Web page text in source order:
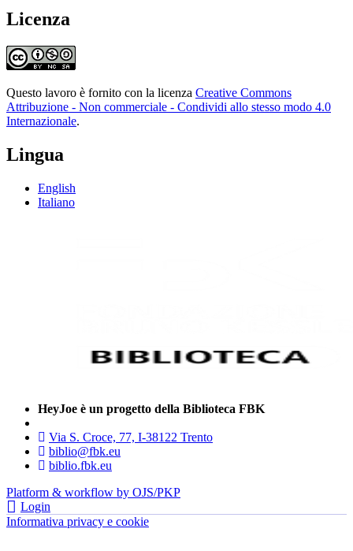
Licenza
Questo lavoro è fornito con la licenza Creative Commons
Attribuzione - Non commerciale - Condividi allo stesso modo 4.0
Internazionale.
Lingua
English
Italiano
HeyJoe è un progetto della Biblioteca FBK
Via S. Croce, 77, I-38122 Trento
biblio@fbk.eu
biblio.fbk.eu
Platform & workflow by OJS/PKP
Login
Informativa privacy e cookie